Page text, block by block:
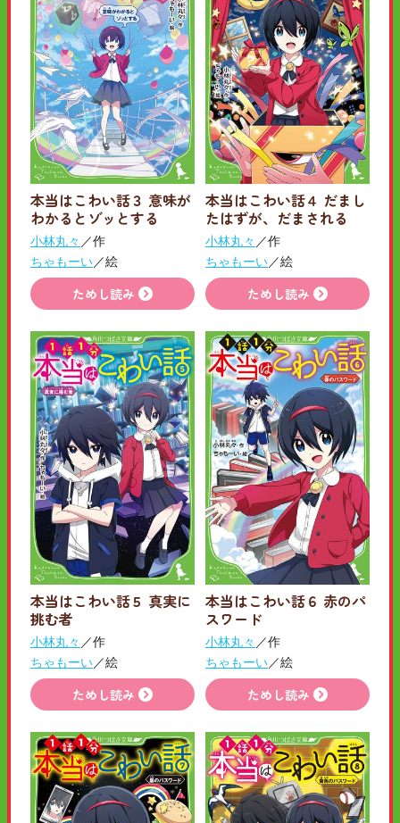
本当はこわい話３ 意味が
わかるとゾッとする
小林丸々 ／作
ちゃもーい／絵
ためし読み
本当はこわい話４ だまし
たはずが、だまされる
小林丸々 ／作
ちゃもーい／絵
ためし読み
本当はこわい話５ 真実に
挑む者
小林丸々 ／作
ちゃもーい／絵
ためし読み
本当はこわい話６ 赤のパ
スワード
小林丸々 ／作
ちゃもーい／絵
ためし読み